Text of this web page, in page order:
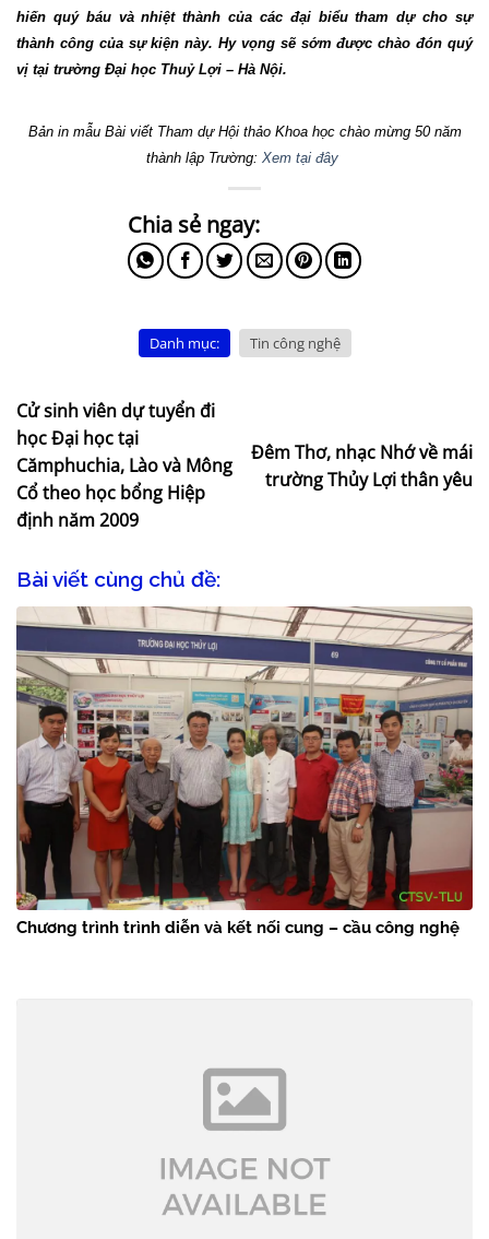
hiến quý báu và nhiệt thành của các đại biểu tham dự cho sự
thành công của sự kiện này. Hy vọng sẽ sớm được chào đón quý
vị tại trường Đại học Thuỷ Lợi – Hà Nội.
Bản in mẫu Bài viết Tham dự Hội thảo Khoa học chào mừng 50 năm
thành lập Trường: Xem tại đây
Danh mục: Tin công nghệ
Cử sinh viên dự tuyển đi
học Đại học tại
Cămphuchia, Lào và Mông
Cổ theo học bổng Hiệp
định năm 2009
Đêm Thơ, nhạc Nhớ về mái
trường Thủy Lợi thân yêu
Bài viết cùng chủ đề:
Chương trình trình diễn và kết nối cung – cầu công nghệ